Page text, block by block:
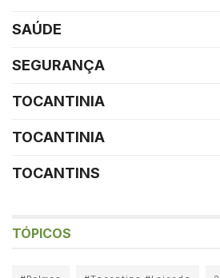
SAÚDE
SEGURANÇA
TOCANTINIA
TOCANTINIA
TOCANTINS
TÓPICOS